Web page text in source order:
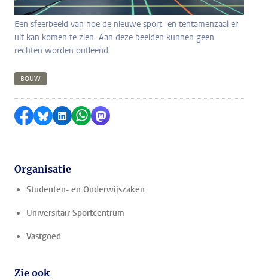
Een sfeerbeeld van hoe de nieuwe sport- en tentamenzaal er
uit kan komen te zien. Aan deze beelden kunnen geen
rechten worden ontleend.
BOUW
Delen op Facebook
Delen via Bluesky
Delen op LinkedIn
Delen via WhatsApp
Delen via Mastodon
Organisatie
Studenten- en Onderwijszaken
Universitair Sportcentrum
Vastgoed
Zie ook